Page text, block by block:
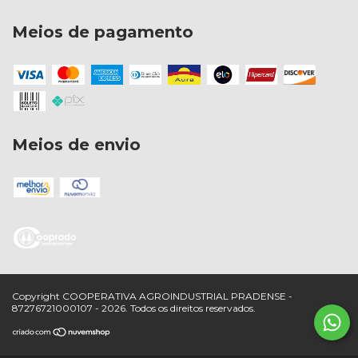
Meios de pagamento
Meios de envio
Copyright COOPERATIVA AGROINDUSTRIAL PRADENSE -
87276721000107 - 2026. Todos os direitos reservados.